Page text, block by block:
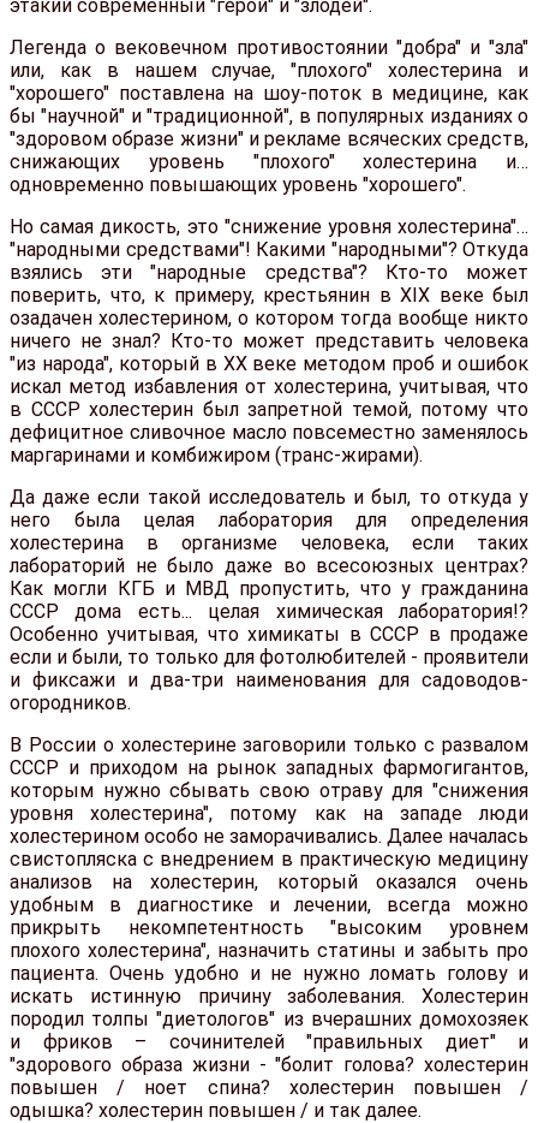
этакий современный "герой" и "злодей".
Легенда о вековечном противостоянии "добра" и "зла"
или, как в нашем случае, "плохого" холестерина и
"хорошего" поставлена на шоу-поток в медицине, как
бы "научной" и "традиционной", в популярных изданиях о
"здоровом образе жизни" и рекламе всяческих средств,
снижающих уровень "плохого" холестерина и…
одновременно повышающих уровень "хорошего".
Но самая дикость, это "снижение уровня холестерина"…
"народными средствами"! Какими "народными"? Откуда
взялись эти "народные средства"? Кто-то может
поверить, что, к примеру, крестьянин в XIX веке был
озадачен холестерином, о котором тогда вообще никто
ничего не знал? Кто-то может представить человека
"из народа", который в XX веке методом проб и ошибок
искал метод избавления от холестерина, учитывая, что
в СССР холестерин был запретной темой, потому что
дефицитное сливочное масло повсеместно заменялось
маргаринами и комбижиром (транс-жирами).
Да даже если такой исследователь и был, то откуда у
него была целая лаборатория для определения
холестерина в организме человека, если таких
лабораторий не было даже во всесоюзных центрах?
Как могли КГБ и МВД пропустить, что у гражданина
СССР дома есть... целая химическая лаборатория!?
Особенно учитывая, что химикаты в СССР в продаже
если и были, то только для фотолюбителей - проявители
и фиксажи и два-три наименования для садоводов-
огородников.
В России о холестерине заговорили только с развалом
СССР и приходом на рынок западных фармогигантов,
которым нужно сбывать свою отраву для "снижения
уровня холестерина", потому как на западе люди
холестерином особо не заморачивались. Далее началась
свистопляска с внедрением в практическую медицину
анализов на холестерин, который оказался очень
удобным в диагностике и лечении, всегда можно
прикрыть некомпетентность "высоким уровнем
плохого холестерина", назначить статины и забыть про
пациента. Очень удобно и не нужно ломать голову и
искать истинную причину заболевания. Холестерин
породил толпы "диетологов" из вчерашних домохозяек
и фриков – сочинителей "правильных диет" и
"здорового образа жизни - "болит голова? холестерин
повышен / ноет спина? холестерин повышен /
одышка? холестерин повышен / и так далее.